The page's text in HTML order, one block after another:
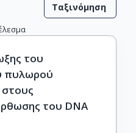
Ταξινόμηση
του
πυλωρού
του DNA